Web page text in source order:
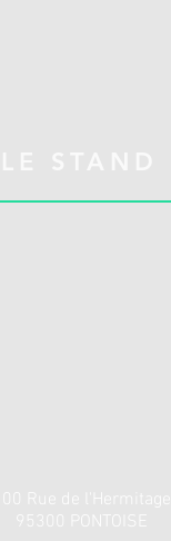
100 Rue de l'Hermitage
95300 PONTOISE